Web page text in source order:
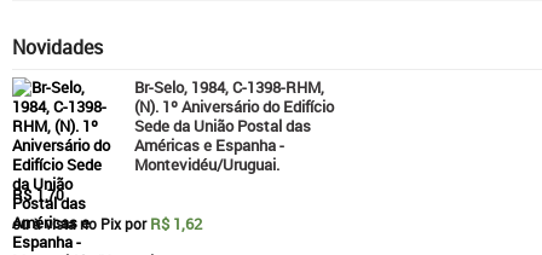
Novidades
Br-Selo, 1984, C-1398-RHM,
(N). 1º Aniversário do Edifício
Sede da União Postal das
Américas e Espanha -
Montevidéu/Uruguai.
R$ 1,70
ou à vista no Pix porR$ 1,62